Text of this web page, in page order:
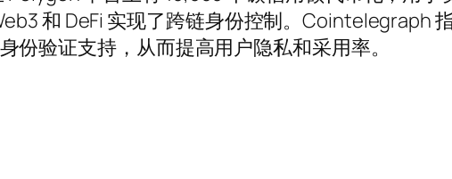
和 DeFi 实现了跨链身份控制。Cointelegraph
份验证支持，从而提高用户隐私和采用率。